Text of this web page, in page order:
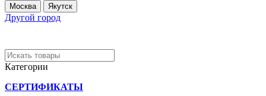
Москва Якутск
Другой город
Категории
СЕРТИФИКАТЫ